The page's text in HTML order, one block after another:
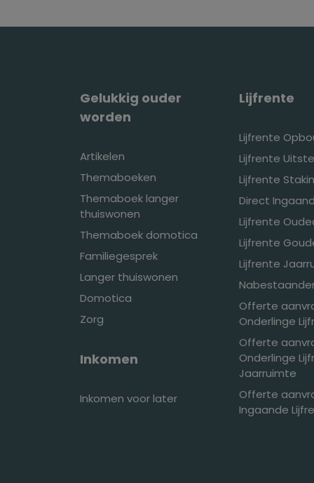
Gelukkig ouder
worden
Artikelen
Themaboeken
Themaboek langer
thuiswonen
Themaboek domotica
Familiegesprek
Langer thuiswonen
Domotica
Zorg
Inkomen
Inkomen voor later
Lijfrente
Lijfrente
Lijfrente
Lijfrente
Direct
Lijfrente
Lijfrente
Lijfrente
Offerte
Onderlinge
Offerte
Onderlinge
Jaarruimte
Offerte
Ingaande